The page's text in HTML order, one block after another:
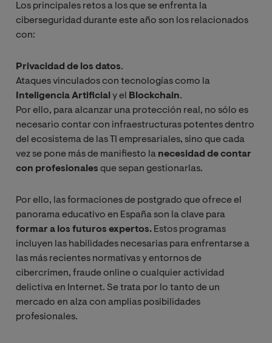
Los principales retos a los que se enfrenta la
ciberseguridad durante este año son los relacionados
con:
Privacidad de los datos.
Ataques vinculados con tecnologías como la
Inteligencia Artificial y el Blockchain.
Por ello, para alcanzar una protección real, no sólo es
necesario contar con infraestructuras potentes dentro
del ecosistema de las TI empresariales, sino que cada
vez se pone más de manifiesto la necesidad de contar
con profesionales que sepan gestionarlas.
Por ello, las formaciones de postgrado que ofrece el
panorama educativo en España son la clave para
formar a los futuros expertos. Estos programas
incluyen las habilidades necesarias para enfrentarse a
las más recientes normativas y entornos de
cibercrimen, fraude online o cualquier actividad
delictiva en Internet. Se trata por lo tanto de un
mercado en alza con amplias posibilidades
profesionales.